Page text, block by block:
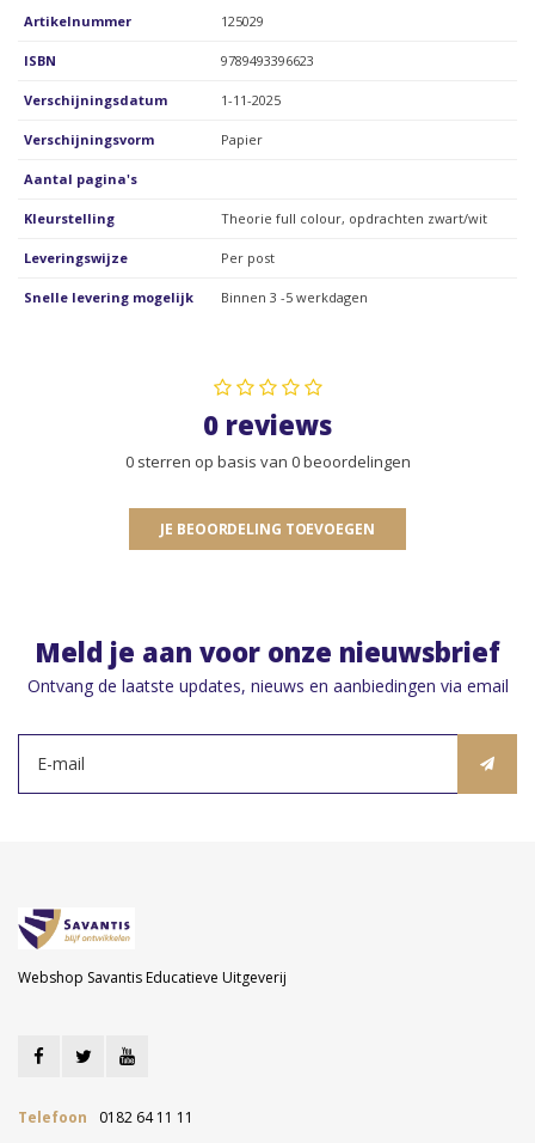
Artikelnummer 125029
ISBN 9789493396623
Verschijningsdatum 1-11-2025
Verschijningsvorm Papier
Aantal pagina's
Kleurstelling Theorie full colour, opdrachten zwart/wit
Leveringswijze Per post
Snelle levering mogelijk Binnen 3 -5 werkdagen
0 reviews
0 sterren op basis van 0 beoordelingen
JE BEOORDELING TOEVOEGEN
Meld je aan voor onze nieuwsbrief
Ontvang de laatste updates, nieuws en aanbiedingen via email
Webshop Savantis Educatieve Uitgeverij
Telefoon
0182 64 11 11